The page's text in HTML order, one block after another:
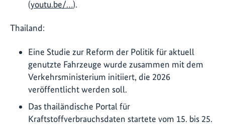
(youtu.be/…).
Thailand:
Eine Studie zur Reform der Politik für aktuell
genutzte Fahrzeuge wurde zusammen mit dem
Verkehrsministerium initiiert, die 2026
veröffentlicht werden soll.
Das thailändische Portal für
Kraftstoffverbrauchsdaten startete vom 15. bis 25.